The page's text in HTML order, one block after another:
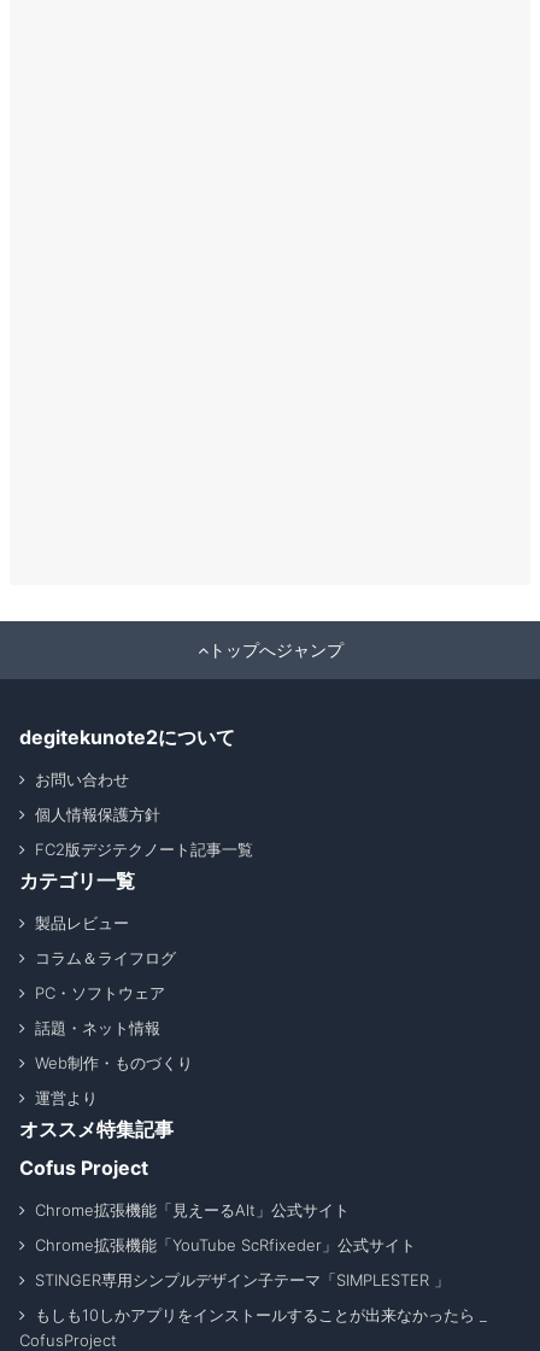
トップへジャンプ
degitekunote2について
お問い合わせ
個人情報保護方針
FC2版デジテクノート記事一覧
カテゴリ一覧
製品レビュー
コラム＆ライフログ
PC・ソフトウェア
話題・ネット情報
Web制作・ものづくり
運営より
オススメ特集記事
Cofus Project
Chrome拡張機能「見えーるAlt」公式サイト
Chrome拡張機能「YouTube ScRfixeder」公式サイト
STINGER専用シンプルデザイン子テーマ「SIMPLESTER 」
もしも10しかアプリをインストールすることが出来なかったら _
CofusProject